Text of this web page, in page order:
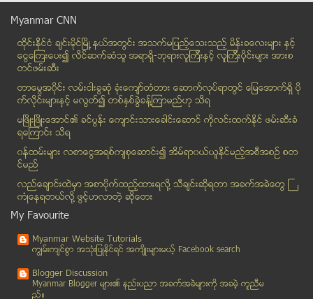
အိႏၵိယ လုပ္ငန္းရွင္ကို လိမ္လည္မွုနဲ႔ ႐ုံးတင္
တစ္ညလံုး အလုပ္လုပ္ဖို႕လုိအပ္လာရင္
ဗုံးသီးေဟာင္းအား တုတ္ျဖင့္႐ိုက္ကစားရာက ေပါက္ကြဲ၍ ေ...
အၿငိမ္းစား ဗိုလ္ခ်ဳပ္မွဴးႀကီးသန္းေရႊ အေၾကာင္း ႐ုပ္...
ေခြးနဲ႔လက္ထပ္ရတဲ့ ကေလးငယ္
စူပါမားကစ္မွာတင္ေရာင္းတဲ႔ ကိတ္ထဲမွာ ႂကြက္ေသေတြ႔႐ွိ
ဗီယက္နမ္တို႔၏ ပထမဦးဆံုးေရငုပ္သေဘၤာ
ေက်ာက္ျဖဴ အထူး စီးပြားေရးဇုန္ ေဖာ္ေဆာင္ေရး ဒုတိယ အ...
လူမည္းျဖစ္ေနျခင္းေၾကာင့္ အဂၤလန္ အသင္းေခါင္းေဆာင္ရာ...
အသံဖမ္းတဲ့ေဆာ့၀ဲ(အရမ္းေကာင္းတာက အခ်ိန္ဇယားနဲ ့ ဖမ္...
First Eleven မွ ေပးအပ္သည့္ ျမန္မာ့အေကာင္းဆံုး ေဘာလ...
အေမ့ ေမတၱာ
Myanmar CNN
ထိုင္းနို္င္ငံ ခ်င္းမိုင္ျမိဳ ့နယ္အတြင္း အသက္မျပည့္ေသးသည့္ မိန္းခေလးမ်ား နွင့္
ေငြေၾကးေပး၍ လိင္ဆက္ဆံသူ အရာရွိ-ဘုရားလူၾကီးနွင့္ လူၾကီးပိုင္းမ်ား အားစ
တင္ဖမ္းဆီး
တာေမြအ၀ိုင္း လမ္းငါးခြဆံု ခံုးေက်ာ္တံတား ေဆာက္လုပ္ရာတြင္ ေျမေအာက္ရွိ ပို
က္လိုင္းမ်ားႏွင့္ မလြတ္၍ တစ္ႏွစ္ခြဲခန္႔ၾကာမည္ဟု သိရ
မၿဖိဳးၿဖိဳးေအာင္၏ ခင္ပြန္း ေက်ာင္းသားေခါင္းေဆာင္ ကိုလင္းထက္ႏိုင္ ဖမ္းဆီးခံ
ရေၾကာင္း သိရ
၀န္ထမ္းမ်ား လစာေငြအရစ္က်စုေဆာင္း၍ အိမ္ရာ၀ယ္ယူႏုိင္မည့္အစီအစဥ္ စတ
င္မည္
လည္ေခ်ာင္းထဲမွာ အစာပိုက္ထည့္ထားရလုိ႔ သီခ်င္းဆုိရတာ အခက္အခဲေတြ ႀ
ကံဳေနရတယ္လို႔ ဖြင့္ဟလာတဲ့ ဆုိေတး
My Favourite
Myanmar Website Tutorials
ကၽြမ္းက်င္စြာ အသုံးျပဳႏုိင္ရင္ အက်ိဳးမ်ားမယ့္ Facebook search
Blogger Discussion
Myanmar Blogger မ်ား၏ နည္းပညာ အခက္အခဲမ်ားကုိ အခမဲ့ ကူညီမ
ည္။